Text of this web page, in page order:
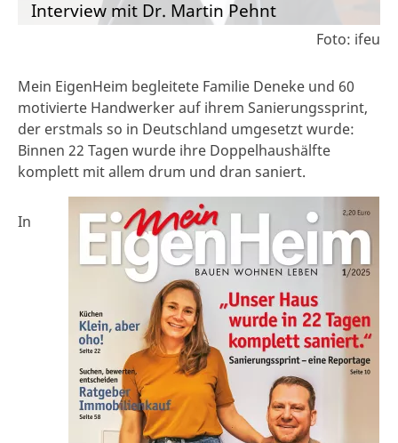
Interview mit Dr. Martin Pehnt
Foto: ifeu
Mein EigenHeim begleitete Familie Deneke und 60
motivierte Handwerker auf ihrem Sanierungssprint,
der erstmals so in Deutschland umgesetzt wurde:
Binnen 22 Tagen wurde ihre Doppelhaushälfte
komplett mit allem drum und dran saniert.
In